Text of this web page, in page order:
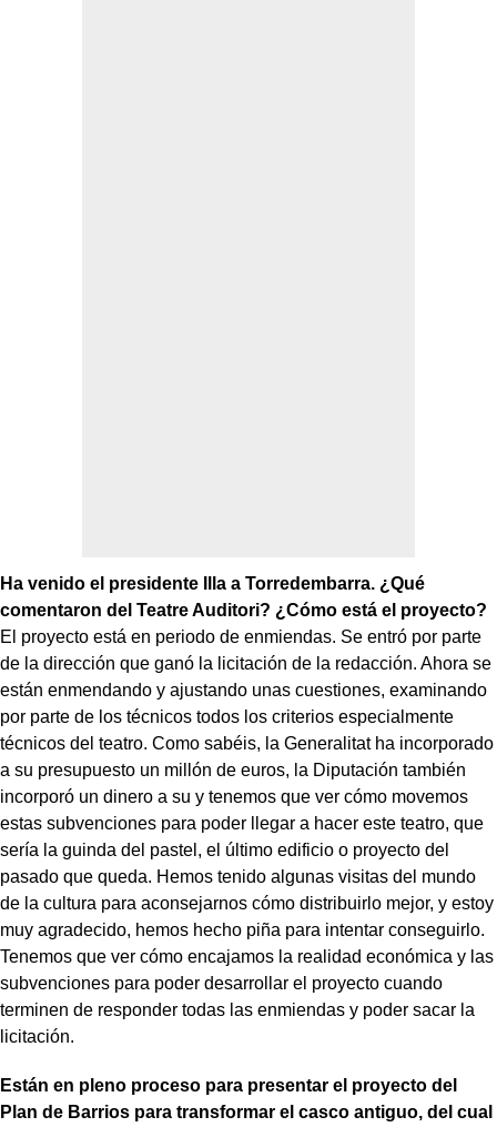
Ha venido el presidente Illa a Torredembarra. ¿Qué
comentaron del Teatre Auditori? ¿Cómo está el proyecto?
El proyecto está en periodo de enmiendas. Se entró por parte
de la dirección que ganó la licitación de la redacción. Ahora se
están enmendando y ajustando unas cuestiones, examinando
por parte de los técnicos todos los criterios especialmente
técnicos del teatro. Como sabéis, la Generalitat ha incorporado
a su presupuesto un millón de euros, la Diputación también
incorporó un dinero a su y tenemos que ver cómo movemos
estas subvenciones para poder llegar a hacer este teatro, que
sería la guinda del pastel, el último edificio o proyecto del
pasado que queda. Hemos tenido algunas visitas del mundo
de la cultura para aconsejarnos cómo distribuirlo mejor, y estoy
muy agradecido, hemos hecho piña para intentar conseguirlo.
Tenemos que ver cómo encajamos la realidad económica y las
subvenciones para poder desarrollar el proyecto cuando
terminen de responder todas las enmiendas y poder sacar la
licitación.
Están en pleno proceso para presentar el proyecto del
Plan de Barrios para transformar el casco antiguo, del cual